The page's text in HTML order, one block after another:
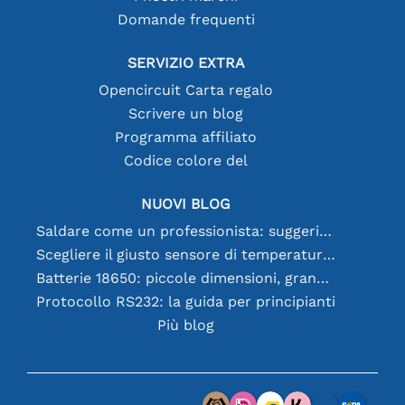
Domande frequenti
SERVIZIO EXTRA
Opencircuit Carta regalo
Scrivere un blog
Programma affiliato
Codice colore del
NUOVI BLOG
Saldare come un professionista: suggerimenti per connessioni elettroniche perfette
Scegliere il giusto sensore di temperatura [youtube]
Batterie 18650: piccole dimensioni, grandi prestazioni
Protocollo RS232: la guida per principianti
Più blog